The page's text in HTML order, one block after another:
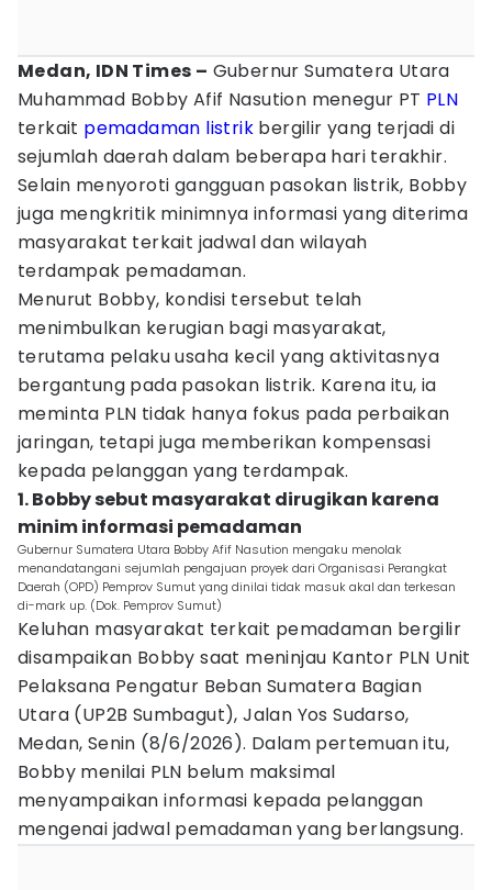
Medan, IDN Times – Gubernur Sumatera Utara
Muhammad Bobby Afif Nasution menegur PT PLN
terkait pemadaman listrik bergilir yang terjadi di
sejumlah daerah dalam beberapa hari terakhir.
Selain menyoroti gangguan pasokan listrik, Bobby
juga mengkritik minimnya informasi yang diterima
masyarakat terkait jadwal dan wilayah
terdampak pemadaman.
Menurut Bobby, kondisi tersebut telah
menimbulkan kerugian bagi masyarakat,
terutama pelaku usaha kecil yang aktivitasnya
bergantung pada pasokan listrik. Karena itu, ia
meminta PLN tidak hanya fokus pada perbaikan
jaringan, tetapi juga memberikan kompensasi
kepada pelanggan yang terdampak.
1. Bobby sebut masyarakat dirugikan karena
minim informasi pemadaman
Gubernur Sumatera Utara Bobby Afif Nasution mengaku menolak
menandatangani sejumlah pengajuan proyek dari Organisasi Perangkat
Daerah (OPD) Pemprov Sumut yang dinilai tidak masuk akal dan terkesan
di-mark up. (Dok. Pemprov Sumut)
Keluhan masyarakat terkait pemadaman bergilir
disampaikan Bobby saat meninjau Kantor PLN Unit
Pelaksana Pengatur Beban Sumatera Bagian
Utara (UP2B Sumbagut), Jalan Yos Sudarso,
Medan, Senin (8/6/2026). Dalam pertemuan itu,
Bobby menilai PLN belum maksimal
menyampaikan informasi kepada pelanggan
mengenai jadwal pemadaman yang berlangsung.